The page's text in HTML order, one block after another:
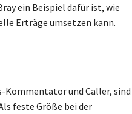
ein Beispiel dafür ist, wie
Erträge umsetzen kann.
Kommentator und Caller, sind
feste Größe bei der